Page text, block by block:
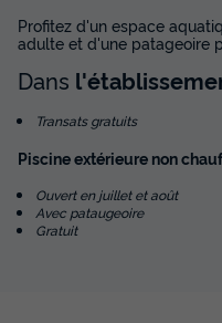
Profitez d'un espace
adulte et d'une patageoire
Dans
Transats gratuits
Piscine extérieure non
Ouvert en juillet et août
Avec pataugeoire
Gratuit